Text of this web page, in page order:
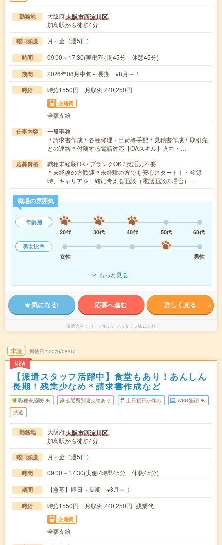
勤務地 大阪府大阪市西淀川区
加島駅から徒歩4分
曜日頻度 月～金（週5日）
時間 09:00～17:30(実働7時間45分 休憩45分)
期間 2026年08月中旬～長期 ※8月～！
時給 時給1550円 月収例 240,250円
交通費
全額支給
仕事内容
一般事務
＊請求書作成＊各種修理・出荷等手配＊見積書作成＊取引先
との連絡＊付随する電話対応【OAスキル】入力・…
応募資格
職種未経験OK / ブランクOK / 英語力不要
＊未経験の方歓迎＊未経験の方でも安心スタート！・登録
時、キャリアを一緒に考える面談（電話面談の場合）…
職場の雰囲気
年齢層
20代
30代 40代 50代
60代
男女比率
女性
男性
もっと見る
気になる! 応募へ進む 詳しく見る
派遣会社 パーソルテンプスタッフ株式会社
未読
NEW
掲載日 2026/08/07
【派遣スタッフ活躍中】食堂もあり！あんしん
長期！残業少なめ＊請求書作成など
職種未経験OK 交通費別途支給あり 土日祝日が休み WEB登録OK
派遣
勤務地 大阪府大阪市西淀川区
加島駅から徒歩4分
曜日頻度 月～金（週5日）
時間 09:00～17:30(実働7時間45分 休憩45分)
期間 【急募】即日～長期 ※8月～！
時給 時給1550円 月収例 240,250円+残業代
交通費
全額支給